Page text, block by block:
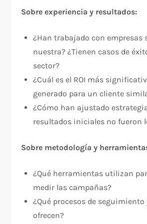
Sobre experiencia y resultados:
¿Han trabajado con empresas
nuestra? ¿Tienen casos de
sector?​
¿Cuál es el ROI más
generado para un cliente
¿Cómo han ajustado
resultados iniciales no fueron
Sobre metodología y
¿Qué herramientas utilizan
medir las campañas?​
¿Qué procesos de
ofrecen?​